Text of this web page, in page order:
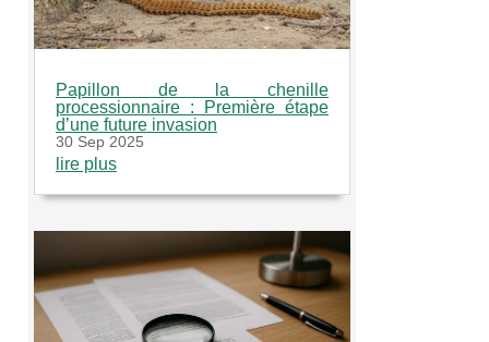
Papillon de la chenille
processionnaire : Première étape
d’une future invasion
30 Sep 2025
lire plus